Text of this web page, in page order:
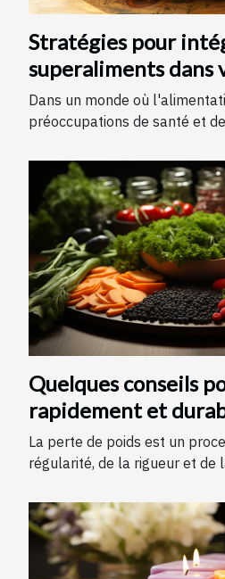
Stratégies pour
superaliments
Dans un monde où
préoccupations de santé et
Quelques conseils
rapidement et
poids
La perte de poids est un
régularité, de la rigueur et de